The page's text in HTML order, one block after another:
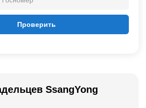
Проверить
SsangYong